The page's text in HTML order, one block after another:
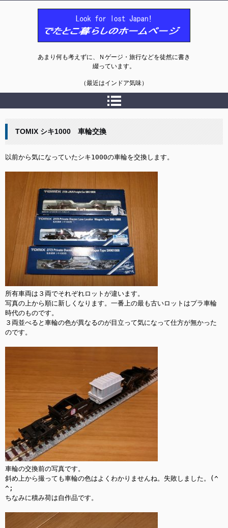
あまり何も考えずに、Ｎゲージ・旅行などを徒然に書き
綴っています。
（最近はインドア気味）
TOMIX シキ1000 車輪交換
以前から気になっていたシキ1000の車輪を交換します。
所有車両は３両でそれぞれロットが違います。
写真の上から順に新しくなります。一番上の最も古いロットはプラ車輪
時代のものです。
３両並べると車輪の色が異なるのが目立って気になって仕方が無かった
のです。
車輪の交換前の写真です。
斜め上から撮っても車輪の色はよくわかりませんね。失敗しました。(^
^;
ちなみに積み荷は自作品です。